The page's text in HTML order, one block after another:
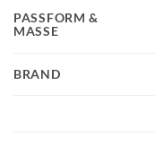
BRAND
PASSFORM &
MASSE